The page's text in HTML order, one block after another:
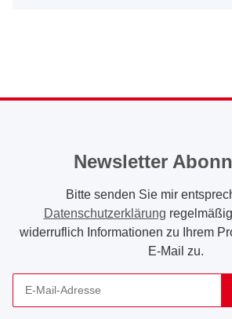
Newsletter
Bitte senden Sie mir
Datenschutzerklärung
widerruflich Informationen zu Ihrem
E-Mail zu.